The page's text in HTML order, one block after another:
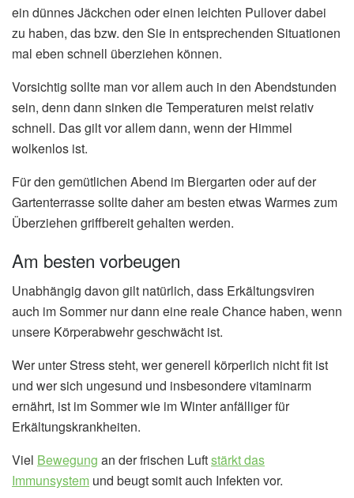
ein dünnes Jäckchen oder einen leichten Pullover dabei
zu haben, das bzw. den Sie in entsprechenden Situationen
mal eben schnell überziehen können.
Vorsichtig sollte man vor allem auch in den Abendstunden
sein, denn dann sinken die Temperaturen meist relativ
schnell. Das gilt vor allem dann, wenn der Himmel
wolkenlos ist.
Für den gemütlichen Abend im Biergarten oder auf der
Gartenterrasse sollte daher am besten etwas Warmes zum
Überziehen griffbereit gehalten werden.
Am besten vorbeugen
Unabhängig davon gilt natürlich, dass Erkältungsviren
auch im Sommer nur dann eine reale Chance haben, wenn
unsere Körperabwehr geschwächt ist.
Wer unter Stress steht, wer generell körperlich nicht fit ist
und wer sich ungesund und insbesondere vitaminarm
ernährt, ist im Sommer wie im Winter anfälliger für
Erkältungskrankheiten.
Viel Bewegung an der frischen Luftstärkt das
Immunsystem und beugt somit auch Infekten vor.